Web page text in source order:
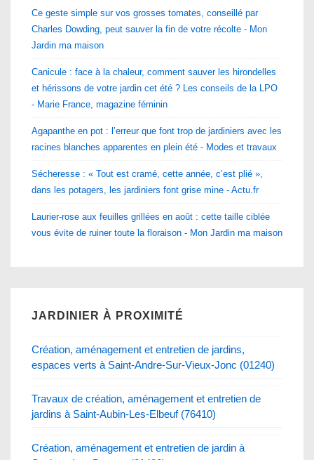
Ce geste simple sur vos grosses tomates, conseillé par
Charles Dowding, peut sauver la fin de votre récolte - Mon
Jardin ma maison
Canicule : face à la chaleur, comment sauver les hirondelles
et hérissons de votre jardin cet été ? Les conseils de la LPO
- Marie France, magazine féminin
Agapanthe en pot : l’erreur que font trop de jardiniers avec les
racines blanches apparentes en plein été - Modes et travaux
Sécheresse : « Tout est cramé, cette année, c’est plié »,
dans les potagers, les jardiniers font grise mine - Actu.fr
Laurier-rose aux feuilles grillées en août : cette taille ciblée
vous évite de ruiner toute la floraison - Mon Jardin ma maison
JARDINIER À PROXIMITÉ
Création, aménagement et entretien de jardins,
espaces verts à Saint-Andre-Sur-Vieux-Jonc (01240)
Travaux de création, aménagement et entretien de
jardins à Saint-Aubin-Les-Elbeuf (76410)
Création, aménagement et entretien de jardin à